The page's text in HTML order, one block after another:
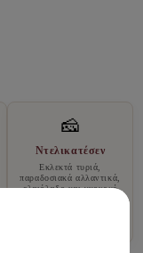
🧀
Ντελικατέσεν
Εκλεκτά τυριά,
παραδοσιακά αλλαντικά,
ελαιόλαδο και γκουρμέ